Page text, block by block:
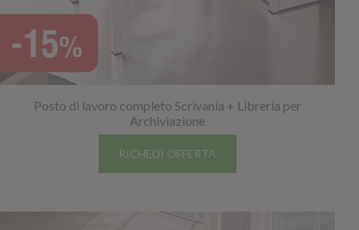
Posto di lavoro completo Scrivania + Libreria per
Archiviazione
RICHEDI OFFERTA